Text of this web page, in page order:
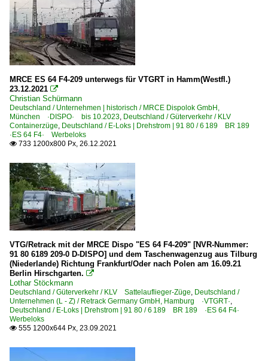
Österreich
Bahnhöfe
Brenner
Brixlegg
Kufstein
Wels
Wien Praterkai / Donaukai
Bahntechnische Anlagen und Kunstbauten
Eisenbahnbrücken
E-Loks
BR 1216 · E 190 ·ES 64 U4· Taurus Werbeloks
Galerien
Sonderzüge und Sonderfahrten
Güterverkehr
Coil- und Stahlzüge
MRCE ES 64 F4-209 unterwegs für VTGRT in Hamm(Westfl.)
23.12.2021 
Christian Schürmann
Deutschland / Unternehmen | historisch / MRCE Dispolok GmbH,
München ·DISPO· bis 10.2023, Deutschland / Güterverkehr / KLV
Containerzüge, Deutschland / E-Loks | Drehstrom | 91 80 / 6 189 BR 189
·ES 64 F4· Werbeloks
 733 1200x800 Px, 26.12.2021
VTG/Retrack mit der MRCE Dispo "ES 64 F4-209" [NVR-Nummer:
91 80 6189 209-0 D-DISPO] und dem Taschenwagenzug aus Tilburg
(Niederlande) Richtung Frankfurt/Oder nach Polen am 16.09.21
Berlin Hirschgarten. 
Lothar Stöckmann
Deutschland / Güterverkehr / KLV Sattelauflieger-Züge, Deutschland /
Unternehmen (L - Z) / Retrack Germany GmbH, Hamburg ·VTGRT·,
Deutschland / E-Loks | Drehstrom | 91 80 / 6 189 BR 189 ·ES 64 F4·
Werbeloks
 555 1200x644 Px, 23.09.2021